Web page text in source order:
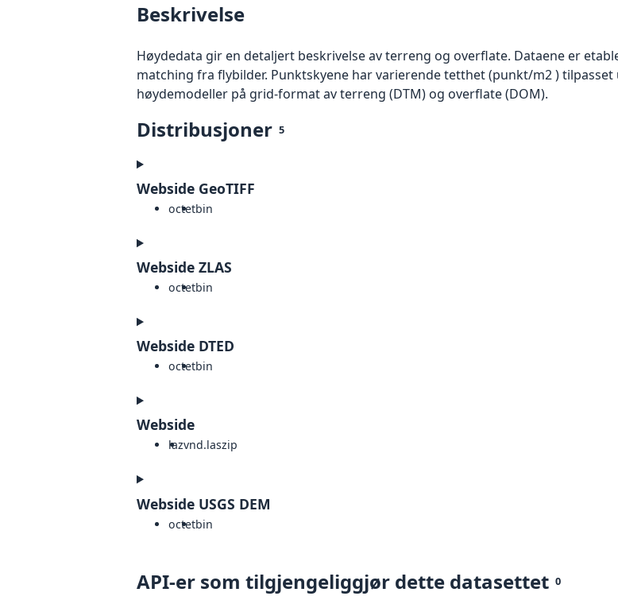
Beskrivelse
Høydedata gir en detaljert beskrivelse av terreng og overflate. Dataene er
matching fra flybilder. Punktskyene har varierende tetthet (punkt/m2 )
høydemodeller på grid-format av terreng (DTM) og overflate (DOM).
Distribusjoner 5
Webside GeoTIFF
octetbin
Webside ZLAS
octetbin
Webside DTED
octetbin
Webside
lazvnd.laszip
Webside USGS DEM
octetbin
API-er som tilgjengeliggjør dette datasettet 0